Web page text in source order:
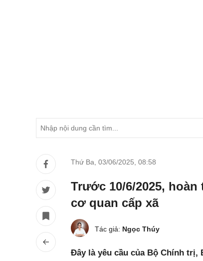
Thứ Ba, 03/06/2025 08:58
Trước 10/6/2025,
cơ quan cấp xã
Tác giả: Ngọc Thúy
Đây là yêu cầu của Bộ Chính trị,